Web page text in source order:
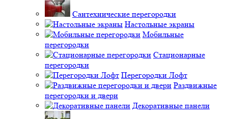
Сантехнические перегородки
Настольные экраны
Мобильные
перегородки
Стационарные
перегородки
Перегородки Лофт
Раздвижные
перегородки и двери
Декоративные панели